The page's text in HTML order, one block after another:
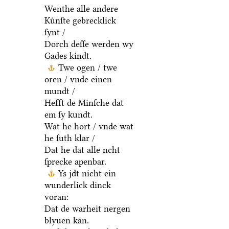
Wenthe alle andere
Kuͤnſte gebrecklick
ſynt /
Dorch deſſe werden wy
Gades kindt.
Twe ogen / twe
oren / vnde einen
mundt /
Hefft de Minſche dat
em ſy kundt.
Wat he hort / vnde wat
he ſuth klar /
Dat he dat alle ncht
ſprecke apenbar.
Ys jdt nicht ein
wunderlick dinck
voran:
Dat de warheit nergen
blyuen kan.